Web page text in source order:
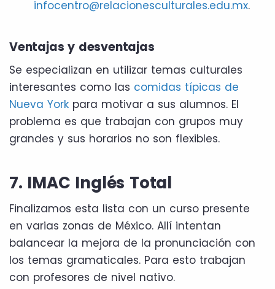
infocentro@relacionesculturales.edu.mx.
Ventajas y desventajas
Se especializan en utilizar temas culturales
interesantes como las comidas típicas de
Nueva York para motivar a sus alumnos. El
problema es que trabajan con grupos muy
grandes y sus horarios no son flexibles.
7. IMAC Inglés Total
Finalizamos esta lista con un curso presente
en varias zonas de México. Allí intentan
balancear la mejora de la pronunciación con
los temas gramaticales. Para esto trabajan
con profesores de nivel nativo.